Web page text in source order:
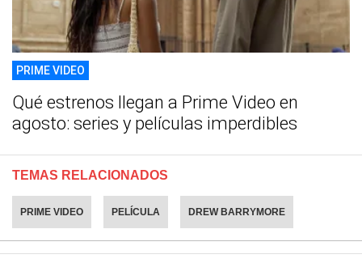
PRIME VIDEO
Qué estrenos llegan a Prime Video en
agosto: series y películas imperdibles
TEMAS RELACIONADOS
PRIME VIDEO PELÍCULA DREW BARRYMORE